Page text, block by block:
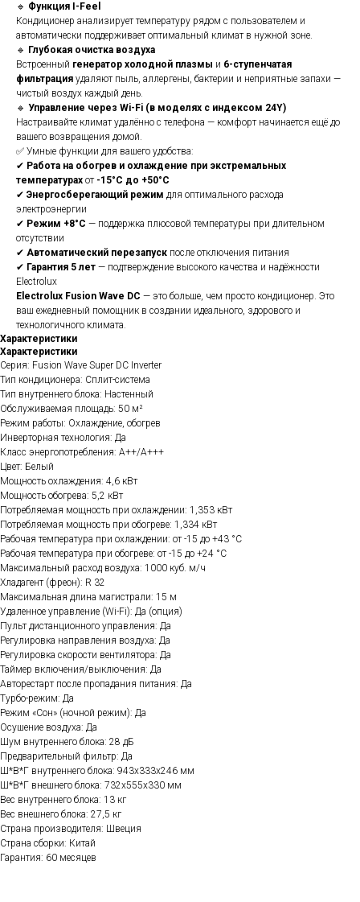
🔹 Функция I-Feel
Кондиционер анализирует температуру рядом с пользователем и
автоматически поддерживает оптимальный климат в нужной зоне.
🔹 Глубокая очистка воздуха
Встроенный генератор холодной плазмы и 6-ступенчатая
фильтрация удаляют пыль, аллергены, бактерии и неприятные запахи —
чистый воздух каждый день.
🔹 Управление через Wi-Fi (в моделях с индексом 24Y)
Настраивайте климат удалённо с телефона — комфорт начинается ещё до
вашего возвращения домой.
✅ Умные функции для вашего удобства:
✔ Работа на обогрев и охлаждение при экстремальных
температурах от -15°C до +50°C
✔ Энергосберегающий режим для оптимального расхода
электроэнергии
✔ Режим +8°C — поддержка плюсовой температуры при длительном
отсутствии
✔ Автоматический перезапуск после отключения питания
✔ Гарантия 5 лет — подтверждение высокого качества и надёжности
Electrolux
Electrolux Fusion Wave DC — это больше, чем просто кондиционер. Это
ваш ежедневный помощник в создании идеального, здорового и
технологичного климата.
Характеристики
Характеристики
Серия: Fusion Wave Super DC Inverter
Тип кондиционера: Сплит-система
Тип внутреннего блока: Настенный
Обслуживаемая площадь: 50 м²
Режим работы: Охлаждение, обогрев
Инверторная технология: Да
Класс энергопотребления: A++/A+++
Цвет: Белый
Мощность охлаждения: 4,6 кВт
Мощность обогрева: 5,2 кВт
Потребляемая мощность при охлаждении: 1,353 кВт
Потребляемая мощность при обогреве: 1,334 кВт
Рабочая температура при охлаждении: от -15 до +43 °C
Рабочая температура при обогреве: от -15 до +24 °C
Максимальный расход воздуха: 1000 куб. м/ч
Хладагент (фреон): R 32
Максимальная длина магистрали: 15 м
Удаленное управление (Wi-Fi): Да (опция)
Пульт дистанционного управления: Да
Регулировка направления воздуха: Да
Регулировка скорости вентилятора: Да
Таймер включения/выключения: Да
Авторестарт после пропадания питания: Да
Турбо-режим: Да
Режим «Сон» (ночной режим): Да
Осушение воздуха: Да
Шум внутреннего блока: 28 дБ
Предварительный фильтр: Да
Ш*В*Г внутреннего блока: 943x333x246 мм
Ш*В*Г внешнего блока: 732х555x330 мм
Вес внутреннего блока: 13 кг
Вес внешнего блока: 27,5 кг
Страна производителя: Швеция
Страна сборки: Китай
Гарантия: 60 месяцев